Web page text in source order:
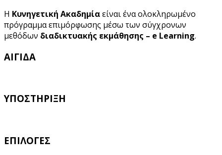
Η Κυνηγετική Ακαδημίαείναι ένα ολοκληρωμένο
πρόγραμμα επιμόρφωσης μέσω των σύγχρονων
μεθόδων διαδικτυακής εκμάθησης – e Learning.
ΑΙΓΙΔΑ
ΥΠΟΣΤΗΡΙΞΗ
ΕΠΙΛΟΓΕΣ